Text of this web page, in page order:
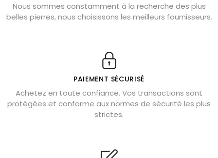
Chrysocolle : pierre apaisante
Obsidienne dorée : vertus et signification
Véritable citrine naturelle non chauffée
Où placer la citrine dans la maison
Cornaline : propriétés magiques
Capricorne : quelles pierres choisir
Shungite : purification et protection
Nous sommes constamment à la recherche des plus
belles pierres, nous choisissons les meilleurs fournisseurs.
PAIEMENT SÉCURISÉ
Achetez en toute confiance. Vos transactions sont
protégées et conforme aux normes de sécurité les plus
strictes.